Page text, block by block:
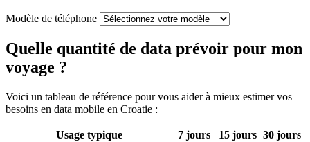
Modèle de téléphone
Quelle quantité de data prévoir pour mon
voyage ?
Voici un tableau de référence pour vous aider à mieux estimer vos
besoins en data mobile en Croatie :
Usage typique 7 jours 15 jours 30jours